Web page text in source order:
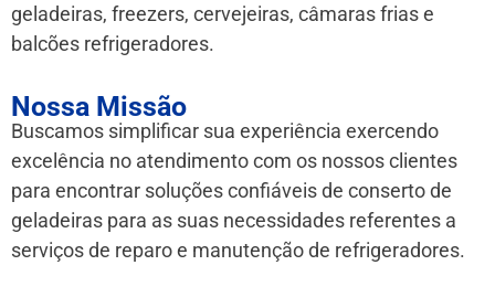
geladeiras, freezers, cervejeiras, câmaras frias e
balcões refrigeradores.
Nossa Missão
Buscamos simplificar sua experiência exercendo
excelência no atendimento com os nossos clientes
para encontrar soluções confiáveis de conserto de
geladeiras para as suas necessidades referentes a
serviços de reparo e manutenção de refrigeradores.